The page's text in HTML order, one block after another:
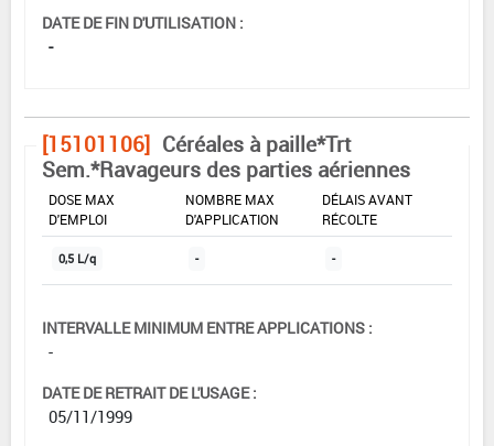
DATE DE FIN D'UTILISATION :
-
[15101106] Céréales à paille*Trt
Sem.*Ravageurs des parties aériennes
DOSE MAX
D'EMPLOI
NOMBRE MAX
D'APPLICATION
DÉLAIS AVANT
RÉCOLTE
0,5 L/q - -
INTERVALLE MINIMUM ENTRE APPLICATIONS :
-
DATE DE RETRAIT DE L'USAGE :
05/11/1999